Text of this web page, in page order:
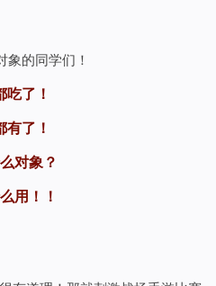
象的同学们！
吃了！
有了！
对象？
用！！